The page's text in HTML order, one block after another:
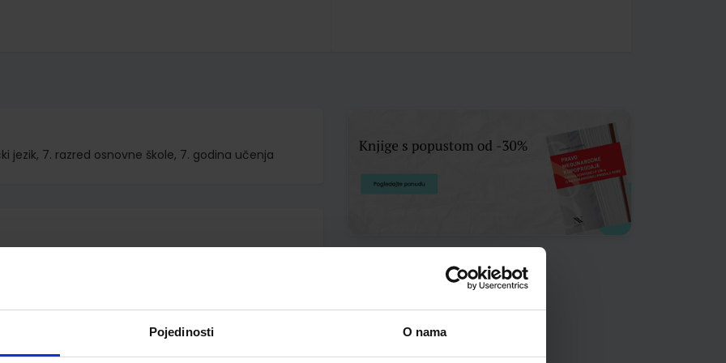
Pojedinosti O nama
jezik, 7. razred osnovne škole, 7. godina učenja